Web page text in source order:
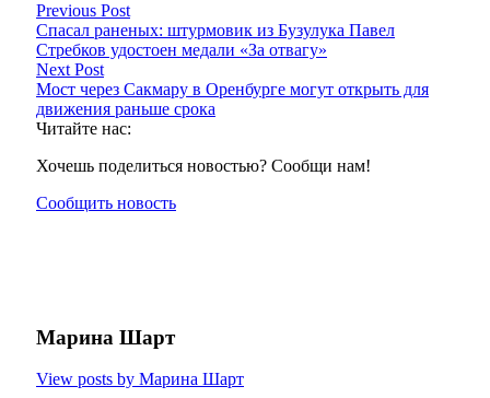
Previous Post
Спасал раненых: штурмовик из Бузулука Павел
Стребков удостоен медали «За отвагу»
Next Post
Мост через Сакмару в Оренбурге могут открыть для
движения раньше срока
Читайте нас:
Хочешь поделиться новостью? Сообщи нам!
Сообщить новость
Марина Шарт
View posts by Марина Шарт